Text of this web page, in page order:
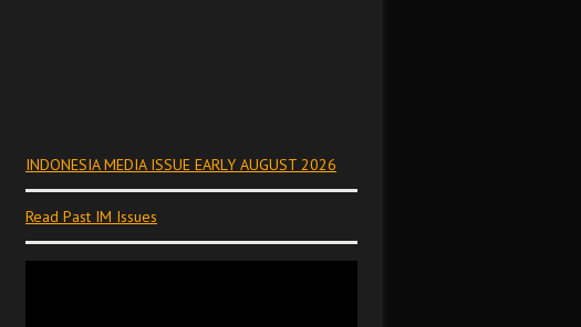
INDONESIA MEDIA ISSUE EARLY AUGUST 2026
Read Past IM Issues